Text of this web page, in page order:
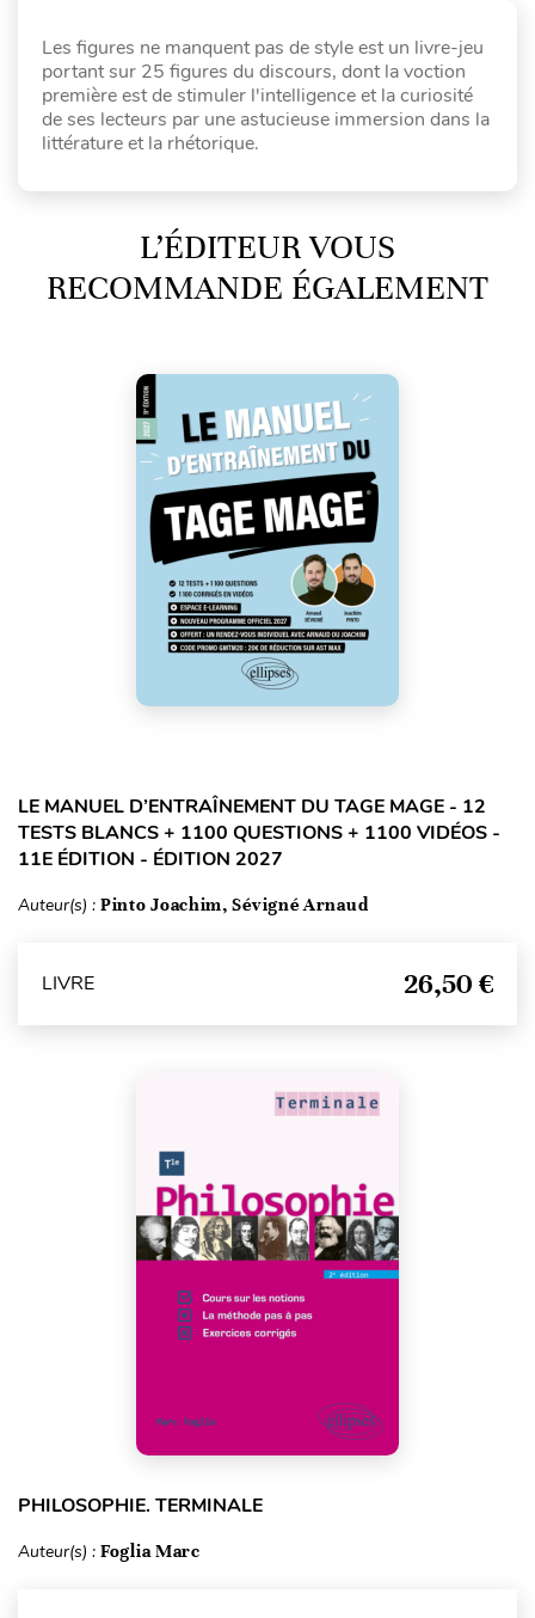
Les figures ne manquent pas de style est un livre-jeu
portant sur 25 figures du discours, dont la voction
première est de stimuler l'intelligence et la curiosité
de ses lecteurs par une astucieuse immersion dans la
littérature et la rhétorique.
L’ÉDITEUR VOUS
RECOMMANDE ÉGALEMENT
LE MANUEL D’ENTRAÎNEMENT DU TAGE MAGE - 12
TESTS BLANCS + 1100 QUESTIONS + 1100 VIDÉOS -
11E ÉDITION - ÉDITION 2027
Auteur(s) : Pinto Joachim, Sévigné Arnaud
LIVRE 26,50 €
PHILOSOPHIE. TERMINALE
Auteur(s) : Foglia Marc